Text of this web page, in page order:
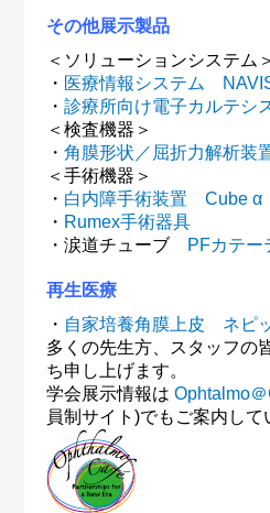
その他展示製品
＜ソリューションシステム＞
・ 医療情報システム
・診療所向け電子カルテ
＜検査機器＞
・角膜形状／屈折力解析装
＜手術機器＞
・ 白内障手術装置 Cube α
・ Rumex手術器具
・涙道チューブ PFカテー
再生医療
・ 自家培養角膜上皮 ネピ
多くの先生方、スタッフの
ち申し上げます。
学会展示情報はOphtalmo
員制サイト)でもご案内して